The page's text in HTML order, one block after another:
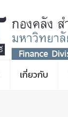
เกี่ยวกับ